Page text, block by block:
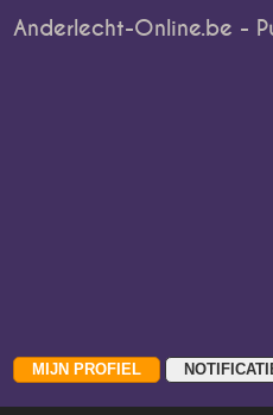
Anderlecht-Online.be -